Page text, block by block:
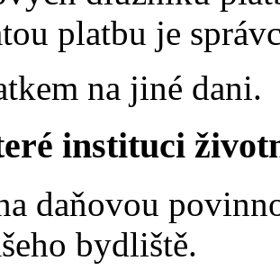
platbu je
na jiné dani.
instituci
daňovou
bydliště.